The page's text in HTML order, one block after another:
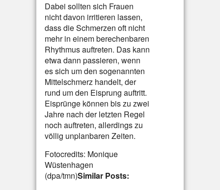
Dabei sollten sich Frauen
nicht davon irritieren lassen,
dass die Schmerzen oft nicht
mehr in einem berechenbaren
Rhythmus auftreten. Das kann
etwa dann passieren, wenn
es sich um den sogenannten
Mittelschmerz handelt, der
rund um den Eisprung auftritt.
Eisprünge können bis zu zwei
Jahre nach der letzten Regel
noch auftreten, allerdings zu
völlig unplanbaren Zeiten.
Fotocredits: Monique
Wüstenhagen
(dpa/tmn)Similar Posts: